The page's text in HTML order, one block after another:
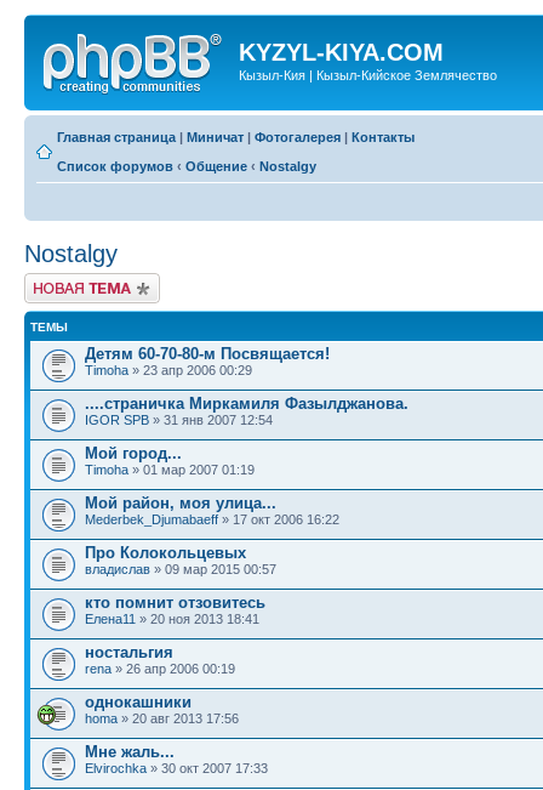
KYZYL-KIYA.COM
Кызыл-Кия | Кызыл-Кийское Землячество
Главная страница | Миничат | Фотогалерея | Контакты
Список форумов ‹ Общение ‹ Nostalgy
Nostalgy
Новая тема
ТЕМЫ
Детям 60-70-80-м Посвящается!
Timoha » 23 апр 2006 00:29
....страничка Миркамиля Фазылджанова.
IGOR SPB » 31 янв 2007 12:54
Мой город...
Timoha » 01 мар 2007 01:19
Мой район, моя улица...
Mederbek_Djumabaeff » 17 окт 2006 16:22
Про Колокольцевых
владислав » 09 мар 2015 00:57
кто помнит отзовитесь
Елена11 » 20 ноя 2013 18:41
ностальгия
rena » 26 апр 2006 00:19
однокашники
homa » 20 авг 2013 17:56
Мне жаль...
Elvirochka » 30 окт 2007 17:33